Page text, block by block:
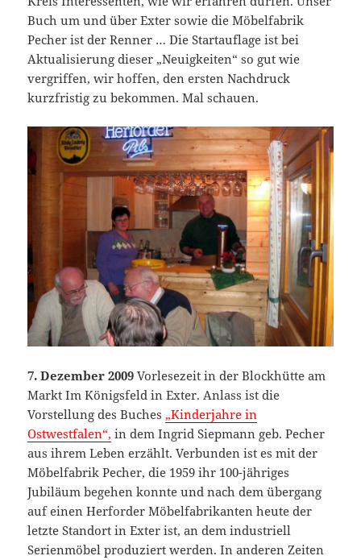
Buch um und über Exter sowie die Möbelfabrik
Pecher ist der Renner … Die Startauflage ist bei
Aktualisierung dieser „Neuigkeiten“ so gut wie
vergriffen, wir hoffen, den ersten Nachdruck
kurzfristig zu bekommen. Mal schauen.
7. Dezember 2009 Vorlesezeit in der Blockhütte am
Markt Im Königsfeld in Exter. Anlass ist die
Vorstellung des Buches„Kinderjahre in
Ostwestfalen“, in dem Ingrid Siepmann geb. Pecher
aus ihrem Leben erzählt. Verbunden ist es mit der
Möbelfabrik Pecher, die 1959 ihr 100-jähriges
Jubiläum begehen konnte und nach dem übergang
auf einen Herforder Möbelfabrikanten heute der
letzte Standort in Exter ist, an dem industriell
Serienmöbel produziert werden. In anderen Zeiten